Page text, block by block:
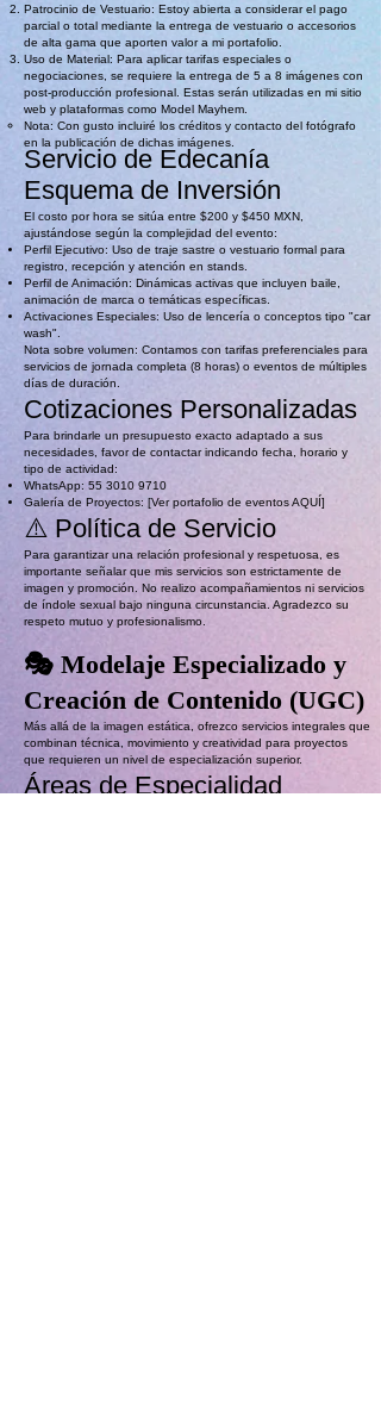
Patrocinio de Vestuario: Estoy abierta a considerar el pago
parcial o total mediante la entrega de vestuario o accesorios
de alta gama que aporten valor a mi portafolio.
Uso de Material: Para aplicar tarifas especiales o
negociaciones, se requiere la entrega de 5 a 8 imágenes con
post-producción profesional. Estas serán utilizadas en mi sitio
web y plataformas como Model Mayhem.
Nota: Con gusto incluiré los créditos y contacto del fotógrafo
en la publicación de dichas imágenes.
Servicio de Edecanía
Esquema de Inversión
El costo por hora se sitúa entre $200 y $450 MXN,
ajustándose según la complejidad del evento:
Perfil Ejecutivo: Uso de traje sastre o vestuario formal para
registro, recepción y atención en stands.
Perfil de Animación: Dinámicas activas que incluyen baile,
animación de marca o temáticas específicas.
Activaciones Especiales: Uso de lencería o conceptos tipo "car
wash".
Nota sobre volumen: Contamos con tarifas preferenciales para
servicios de jornada completa (8 horas) o eventos de múltiples
días de duración.
Cotizaciones Personalizadas
Para brindarle un presupuesto exacto adaptado a sus
necesidades, favor de contactar indicando fecha, horario y
tipo de actividad:
WhatsApp: 55 3010 9710
Galería de Proyectos: [Ver portafolio de eventos AQUÍ]
⚠️ Política de Servicio
Para garantizar una relación profesional y respetuosa, es
importante señalar que mis servicios son estrictamente de
imagen y promoción. No realizo acompañamientos ni servicios
de índole sexual bajo ninguna circunstancia. Agradezco su
respeto mutuo y profesionalismo.
🎭 Modelaje Especializado y
Creación de Contenido (UGC)
Más allá de la imagen estática, ofrezco servicios integrales que
combinan técnica, movimiento y creatividad para proyectos
que requieren un nivel de especialización superior.
Áreas de Especialidad